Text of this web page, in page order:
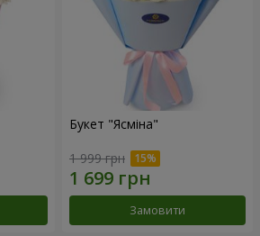
Букет "Ясміна"
1 999 грн
Замовити